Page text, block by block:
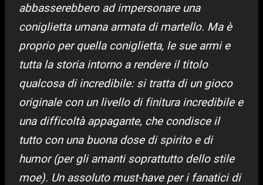
abbasserebbero ad impersonare una
coniglietta umana armata di martello. Ma è
proprio per quella coniglietta, le sue armi e
tutta la storia intorno a rendere il titolo
qualcosa di incredibile: si tratta di un gioco
originale con un livello di finitura incredibile e
una difficoltà appagante, che condisce il
tutto con una buona dose di spirito e di
humor (per gli amanti soprattutto dello stile
moe). Un assoluto must-have per i fanatici di